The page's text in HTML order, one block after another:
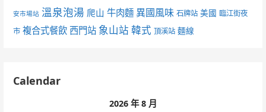
安市場站 溫泉泡湯 爬山 牛肉麵 異國風味 石牌站 美國 臨江街夜
市 複合式餐飲 西門站 象山站 韓式 頂溪站 麵線
Calendar
2026 年 8 月